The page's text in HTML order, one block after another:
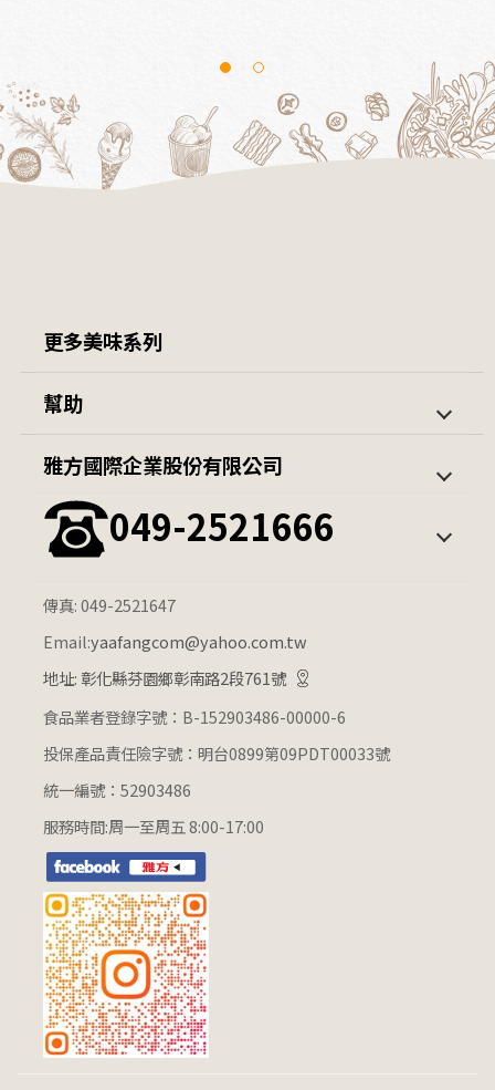
更多美味系列
茱莉亞開團優惠組
火鍋料系列
薯條 / 蔬菜
雪糕/冰棒
公升冰淇淋
其他冰品
幫助
第一次購買
訂單查詢
會員中心
雅方國際企業股份有限公司
049-2521666
傳真: 049-2521647
Email:yaafangcom@yahoo.com.tw
地址: 彰化縣芬園鄉彰南路2段761號
食品業者登錄字號：B-152903486-00000-6
投保產品責任險字號：明台0899第09PDT00033號
統一編號：52903486
服務時間:周一至周五 8:00-17:00